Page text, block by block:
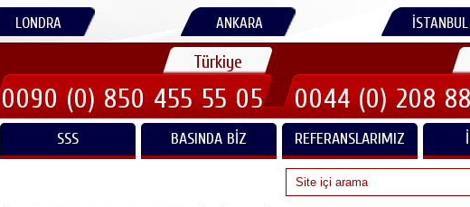
LONDRA ANKARA İSTANBUL
Türkiye
0090 (0) 850 455 55 05 0044 (0) 208
SSS BASINDA BIZ REFERANSLARIMIZ